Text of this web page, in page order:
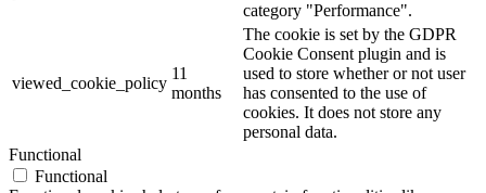
category "Performance".
viewed_cookie_policy
11
months
The cookie is set by the GDPR
Cookie Consent plugin and is
used to store whether or not user
has consented to the use of
cookies. It does not store any
personal data.
Functional
Functional